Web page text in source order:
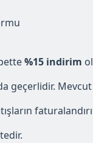
%15 indirim
geçerlidir.